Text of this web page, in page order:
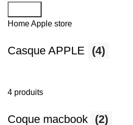
HomeApple store
Casque APPLE (4)
4 produits
Coque macbook (2)